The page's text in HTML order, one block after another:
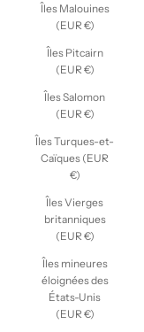
Îles Malouines
(EUR €)
Îles Pitcairn
(EUR €)
Îles Salomon
(EUR €)
Îles Turques-et-
Caïques (EUR
€)
Îles Vierges
britanniques
(EUR €)
Îles mineures
éloignées des
États-Unis
(EUR €)